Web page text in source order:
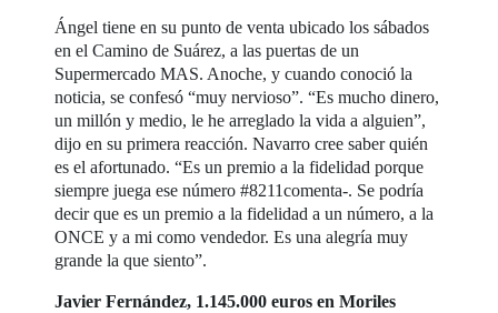
Ángel tiene en su punto de venta ubicado los sábados
en el Camino de Suárez, a las puertas de un
Supermercado MAS. Anoche, y cuando conoció la
noticia, se confesó “muy nervioso”. “Es mucho dinero,
un millón y medio, le he arreglado la vida a alguien”,
dijo en su primera reacción. Navarro cree saber quién
es el afortunado. “Es un premio a la fidelidad porque
siempre juega ese número #8211comenta-. Se podría
decir que es un premio a la fidelidad a un número, a la
ONCE y a mi como vendedor. Es una alegría muy
grande la que siento”.
Javier Fernández, 1.145.000 euros en Moriles